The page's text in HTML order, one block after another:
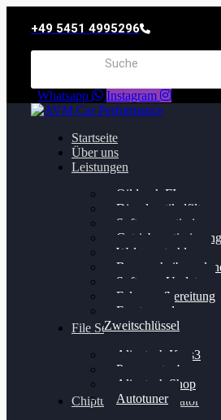
+49 5451 4995296
Whatsapp Instagram
Startseite
Über uns
Leistungen
Oildruck FIx
Dieselpartikelfilter
Softwareoptimierung
Getriebeoptimierung
Walnussstrahlen
Bremsscheiben
Software Update
Felgenaufbereitung
Ersatz- und
Zweitschlüssel
File Service
Alientech Kess3
Powergate 4
Alientech Shop
Autotuner
Chiptuning Konfigurator